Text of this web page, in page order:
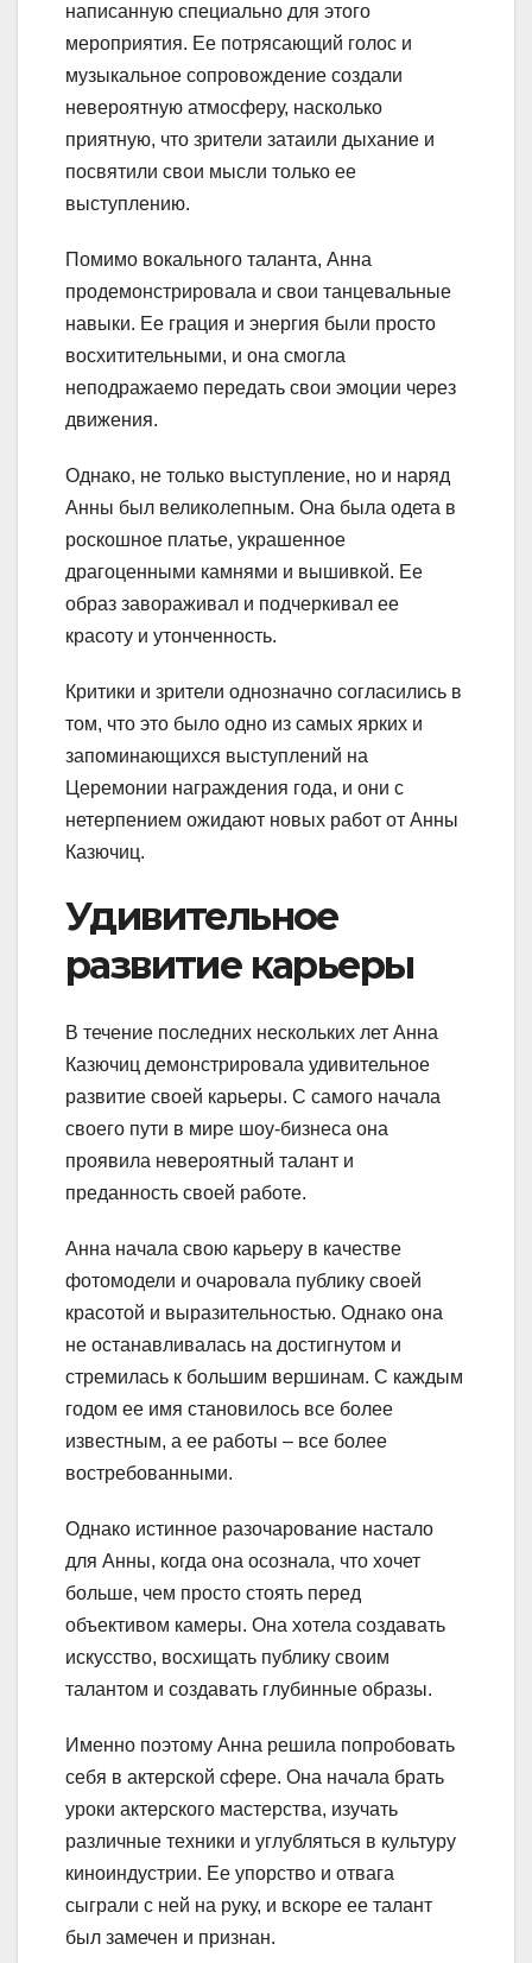
написанную специально для этого
мероприятия. Ее потрясающий голос и
музыкальное сопровождение создали
невероятную атмосферу, насколько
приятную, что зрители затаили дыхание и
посвятили свои мысли только ее
выступлению.
Помимо вокального таланта, Анна
продемонстрировала и свои танцевальные
навыки. Ее грация и энергия были просто
восхитительными, и она смогла
неподражаемо передать свои эмоции через
движения.
Однако, не только выступление, но и наряд
Анны был великолепным. Она была одета в
роскошное платье, украшенное
драгоценными камнями и вышивкой. Ее
образ завораживал и подчеркивал ее
красоту и утонченность.
Критики и зрители однозначно согласились в
том, что это было одно из самых ярких и
запоминающихся выступлений на
Церемонии награждения года, и они с
нетерпением ожидают новых работ от Анны
Казючиц.
Удивительное
развитие карьеры
В течение последних нескольких лет Анна
Казючиц демонстрировала удивительное
развитие своей карьеры. С самого начала
своего пути в мире шоу-бизнеса она
проявила невероятный талант и
преданность своей работе.
Анна начала свою карьеру в качестве
фотомодели и очаровала публику своей
красотой и выразительностью. Однако она
не останавливалась на достигнутом и
стремилась к большим вершинам. С каждым
годом ее имя становилось все более
известным, а ее работы – все более
востребованными.
Однако истинное разочарование настало
для Анны, когда она осознала, что хочет
больше, чем просто стоять перед
объективом камеры. Она хотела создавать
искусство, восхищать публику своим
талантом и создавать глубинные образы.
Именно поэтому Анна решила попробовать
себя в актерской сфере. Она начала брать
уроки актерского мастерства, изучать
различные техники и углубляться в культуру
киноиндустрии. Ее упорство и отвага
сыграли с ней на руку, и вскоре ее талант
был замечен и признан.